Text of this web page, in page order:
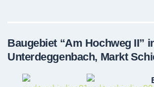
Baugebiet “Am Hochweg II”
Unterdeggenbach, Markt